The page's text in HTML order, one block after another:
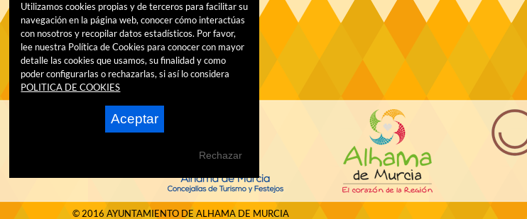
© 2016 AYUNTAMIENTO DE ALHAMA DE MURCIA
Utilizamos cookies propias y de terceros para facilitar su
navegación en la página web, conocer cómo interactúas
con nosotros y recopilar datos estadísticos. Por favor,
lee nuestra Política de Cookies para conocer con mayor
detalle las cookies que usamos, su finalidad y como
poder configurarlas o rechazarlas, si así lo considera
POLITICA DE COOKIES
Aceptar
Rechazar